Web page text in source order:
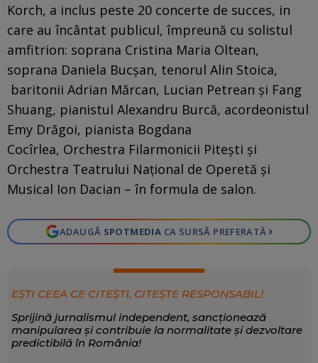
Korch, a inclus peste 20 concerte de succes, in
care au încântat publicul, împreună cu solistul
amfitrion: soprana Cristina Maria Oltean,
soprana Daniela Bucşan, tenorul Alin Stoica,
baritonii Adrian Mărcan, Lucian Petrean şi Fang
Shuang, pianistul Alexandru Burcă, acordeonistul
Emy Drăgoi, pianista Bogdana
Cocîrlea, Orchestra Filarmonicii Piteşti şi
Orchestra Teatrului Naţional de Operetă şi
Musical Ion Dacian – în formula de salon.
ADAUGĂ SPOTMEDIA CA SURSĂ PREFERATĂ ›
EȘTI CEEA CE CITEȘTI, CITEȘTE RESPONSABIL!
Sprijină jurnalismul independent, sancționează
manipularea și contribuie la normalitate și dezvoltare
predictibilă în România!